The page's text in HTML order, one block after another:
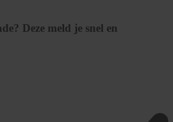
Deze meld je snel en